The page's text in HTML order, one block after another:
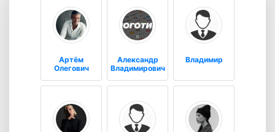
Артём
Олегович
Александр
Владимирович
Владимир